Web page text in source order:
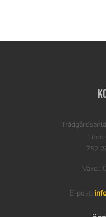
Libro
752
Växel:
E-post: